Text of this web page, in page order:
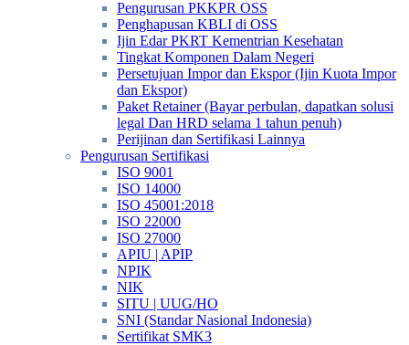
Pengurusan PKKPR OSS
Penghapusan KBLI di OSS
Ijin Edar PKRT Kementrian Kesehatan
Tingkat Komponen Dalam Negeri
Persetujuan Impor dan Ekspor (Ijin Kuota Impor
dan Ekspor)
Paket Retainer (Bayar perbulan, dapatkan solusi
legal Dan HRD selama 1 tahun penuh)
Perijinan dan Sertifikasi Lainnya
Pengurusan Sertifikasi
ISO 9001
ISO 14000
ISO 45001:2018
ISO 22000
ISO 27000
APIU | APIP
NPIK
NIK
SITU | UUG/HO
SNI (Standar Nasional Indonesia)
Sertifikat SMK3